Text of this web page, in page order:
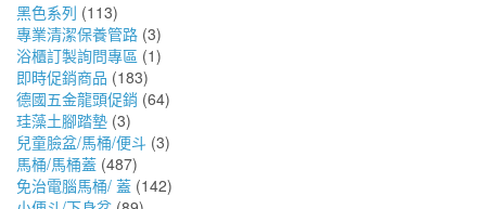
黑色系列 (113)
專業清潔保養管路 (3)
浴櫃訂製詢問專區 (1)
即時促銷商品 (183)
德國五金龍頭促銷 (64)
珪藻土腳踏墊 (3)
兒童臉盆/馬桶/便斗 (3)
馬桶/馬桶蓋 (487)
免治電腦馬桶/ 蓋 (142)